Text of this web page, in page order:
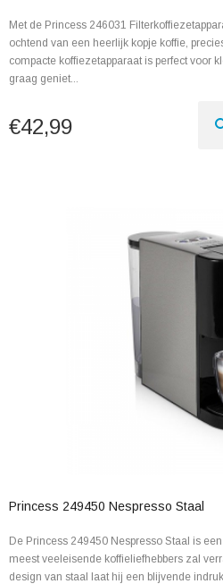
Met de Princess 246031
ochtend van een heerlijk kopje koffie,
compacte koffiezetapparaat is perfect voor
graag geniet...
€42,99
Princess 249450 Nespresso Staal
De Princess 249450 Nespresso Staal is
meest veeleisende koffieliefhebbers zal
design van staal laat hij een blijvende